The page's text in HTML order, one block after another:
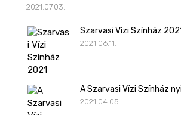
2021.07.03.
Szarvasi Vízi Színház
2021.06.11.
A Szarvasi Vízi Színház
2021.04.05.